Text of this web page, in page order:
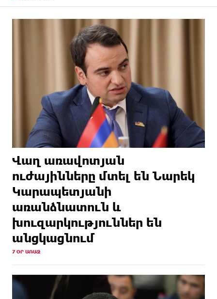
Վաղ առավոտյան
ուժայինները մտել են Նարեկ
Կարապետյանի
առանձնատուն և
խուզարկություններ են
անցկացնում
7 ՕՐ ԱՌԱՋ